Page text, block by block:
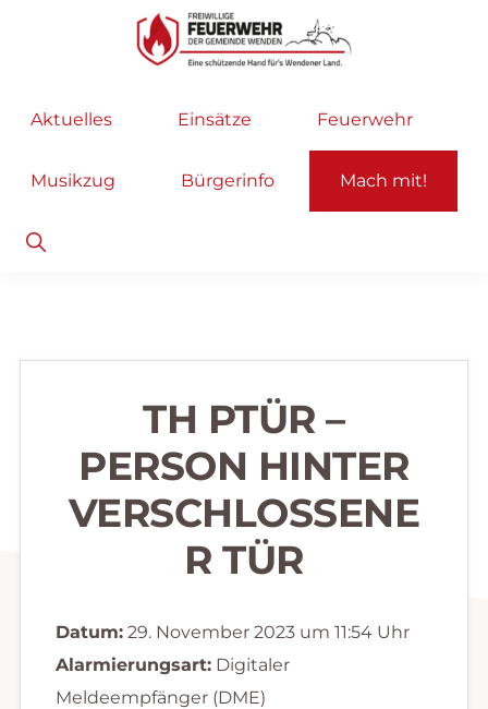
Hauptnavigation
Feuerwehr
helfen
selbstverständlich!
Aktuelles Einsätze Feuerwehr
Musikzug Bürgerinfo Mach mit!
Show
Search
TH PTÜR –
PERSON HINTER
VERSCHLOSSENE
R TÜR
Datum:29. November 2023 um 11:54 Uhr
Alarmierungsart:Digitaler
Meldeempfänger (DME)